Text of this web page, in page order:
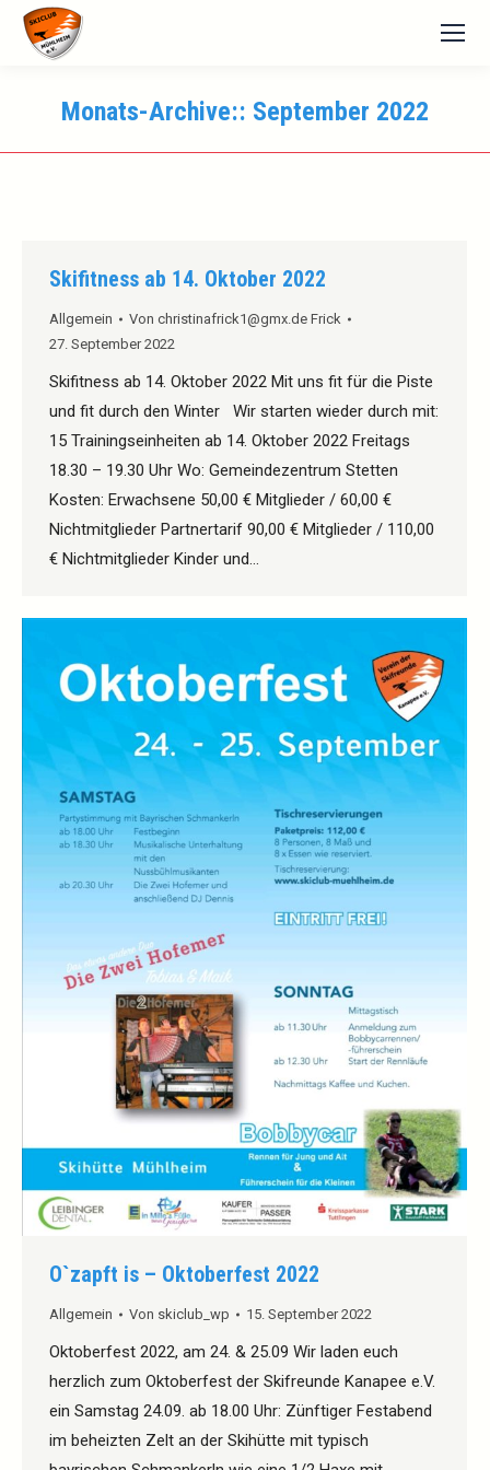
Monats-Archive:: September 2022
Skifitness ab 14. Oktober 2022
Allgemein Von christinafrick1@gmx.de Frick
27. September 2022
Skifitness ab 14. Oktober 2022 Mit uns fit für die Piste
und fit durch den Winter Wir starten wieder durch mit:
15 Trainingseinheiten ab 14. Oktober 2022 Freitags
18.30 – 19.30 Uhr Wo: Gemeindezentrum Stetten
Kosten: Erwachsene 50,00 € Mitglieder / 60,00 €
Nichtmitglieder Partnertarif 90,00 € Mitglieder / 110,00
€ Nichtmitglieder Kinder und…
O`zapft is – Oktoberfest 2022
Allgemein Von skiclub_wp 15. September 2022
Oktoberfest 2022, am 24. & 25.09 Wir laden euch
herzlich zum Oktoberfest der Skifreunde Kanapee e.V.
ein Samstag 24.09. ab 18.00 Uhr: Zünftiger Festabend
im beheizten Zelt an der Skihütte mit typisch